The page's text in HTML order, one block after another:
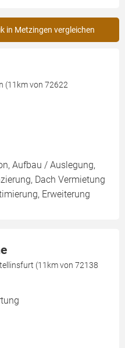
in Metzingen vergleichen
(11km von 72622
Aufbau / Auslegung,
Dach Vermietung
Erweiterung
(11km von 72138